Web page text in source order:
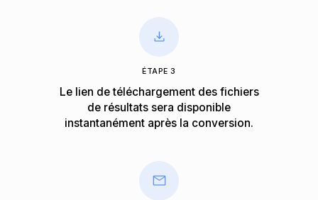
ÉTAPE 3
Le lien de téléchargement des fichiers
de résultats sera disponible
instantanément après la conversion.